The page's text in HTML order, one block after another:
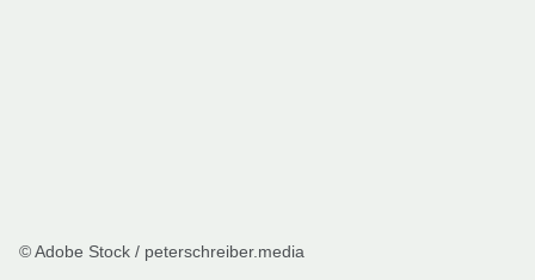
© Adobe Stock / peterschreiber.media